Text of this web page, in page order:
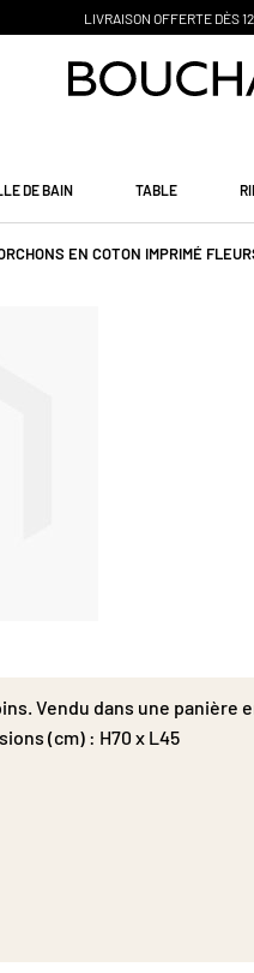
DE BAIN TABLE
EN COTON IMPRIMÉ
Vendu dans une panière
(cm) : H70 x L45